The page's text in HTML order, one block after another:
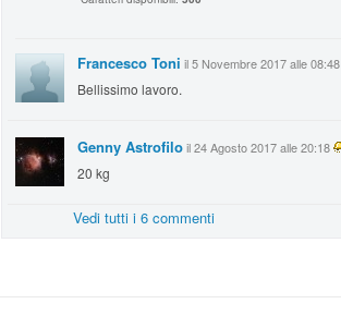
Francesco Toni il 5 Novembre 2017 alle 08:48
Bellissimo lavoro.
Genny Astrofiloil 24 Agosto 2017 alle 20:18
20 kg
Vedi tutti i 6 commenti